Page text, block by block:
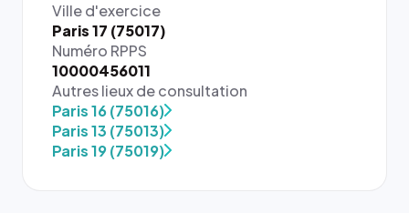
Ville d'exercice
Paris 17 (75017)
Numéro RPPS
10000456011
Autres lieux de consultation
Paris 16 (75016)
Paris 13 (75013)
Paris 19 (75019)
{# 40×40
: la taille
rendue par
`.profile-